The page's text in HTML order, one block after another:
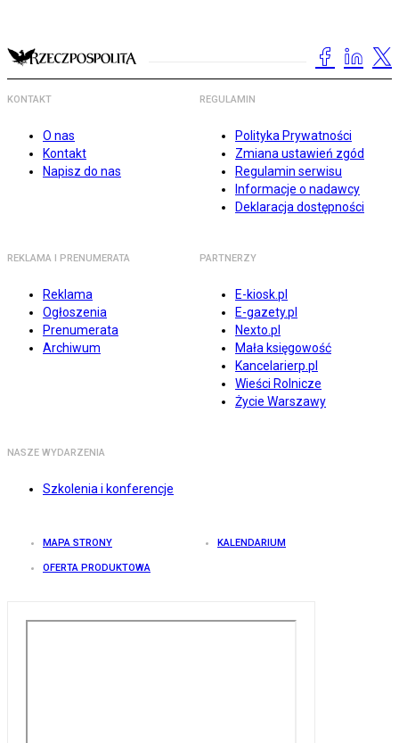
KONTAKT
O nas
Kontakt
Napisz do nas
REGULAMIN
Polityka Prywatności
Zmiana ustawień zgód
Regulamin serwisu
Informacje o nadawcy
Deklaracja dostępności
REKLAMA I PRENUMERATA
Reklama
Ogłoszenia
Prenumerata
Archiwum
PARTNERZY
E-kiosk.pl
E-gazety.pl
Nexto.pl
Mała księgowość
Kancelarierp.pl
Wieści Rolnicze
Życie Warszawy
NASZE WYDARZENIA
Szkolenia i konferencje
MAPA STRONY KALENDARIUM
OFERTA PRODUKTOWA